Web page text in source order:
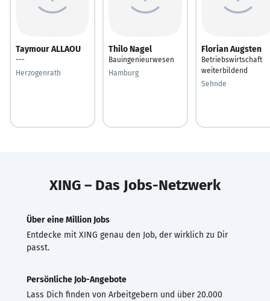
Taymour ALLAOU
---
Herzogenrath
Thilo Nagel
Bauingenieurwesen
Hamburg
Florian Augsten
Betriebswirtschaft
weiterbildend
Sehnde
XING – Das Jobs-Netzwerk
Über eine Million Jobs
Entdecke mit XING genau den Job, der wirklich zu Dir
passt.
Persönliche Job-Angebote
Lass Dich finden von Arbeitgebern und über 20.000